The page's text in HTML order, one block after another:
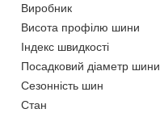
Виробник
Висота профілю шини
Індекс швидкості
Посадковий діаметр шини
Сезонність шин
Стан